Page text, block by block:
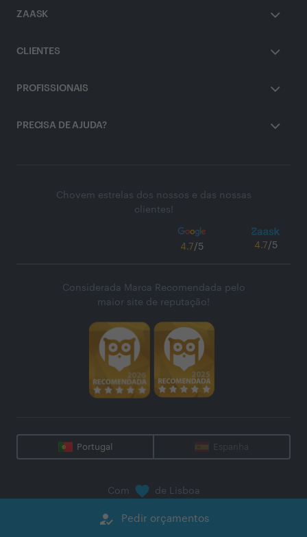
how_to_reg Pedir orçamentos
ZAASK
CLIENTES
PROFISSIONAIS
PRECISA DE AJUDA?
Chovem estrelas dos nossos e das nossas
clientes!
4.7/5 4.7/5
Considerada Marca Recomendada pelo
maior site de reputação!
Portugal Espanha
Com de Lisboa
Zaask - Plataforma Digital, S.A.